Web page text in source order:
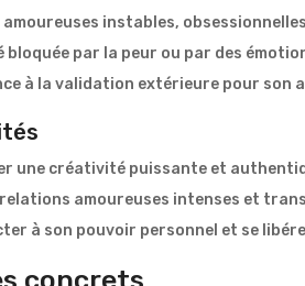
amoureuses instables,
bloquée par la peur ou par des
à la validation extérieure pour son
une créativité puissante et
relations amoureuses intenses et
à son pouvoir personnel et se